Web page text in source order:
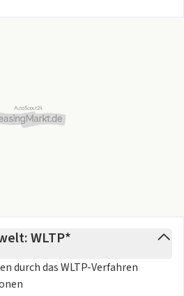
manuell
WLTP*
durch dasWLTP-Verfahren